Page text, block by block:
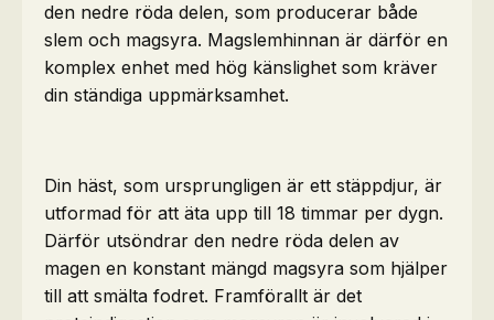
den nedre röda delen, som producerar både
slem och magsyra. Magslemhinnan är därför en
komplex enhet med hög känslighet som kräver
din ständiga uppmärksamhet.
Din häst, som ursprungligen är ett stäppdjur, är
utformad för att äta upp till 18 timmar per dygn.
Därför utsöndrar den nedre röda delen av
magen en konstant mängd magsyra som hjälper
till att smälta fodret. Framförallt är det